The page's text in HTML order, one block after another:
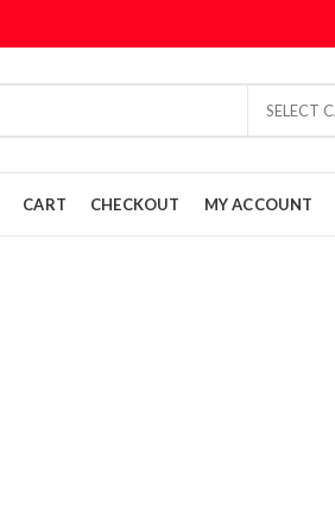
SELECT
CART CHECKOUT MY ACCOUNT